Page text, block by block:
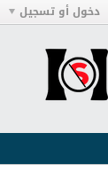
دخول أو تسجيل